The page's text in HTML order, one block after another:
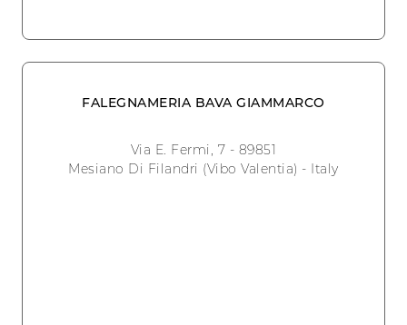
FALEGNAMERIA BAVA GIAMMARCO
Via E. Fermi, 7 - 89851
Mesiano Di Filandri (Vibo Valentia) - Italy